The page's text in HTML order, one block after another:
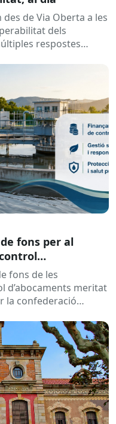
de Via Oberta a les
dels
respostes
fons per al
i liquidat l’any
fons de les
d’abocaments meritat
la confederació